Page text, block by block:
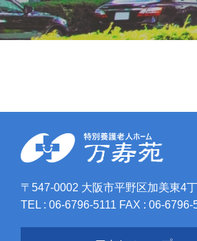
〒547-0002 大阪市平野区加美東4
TEL : 06-6796-5111 FAX : 06-6796-